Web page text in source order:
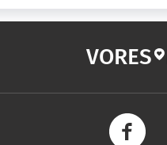
VORES